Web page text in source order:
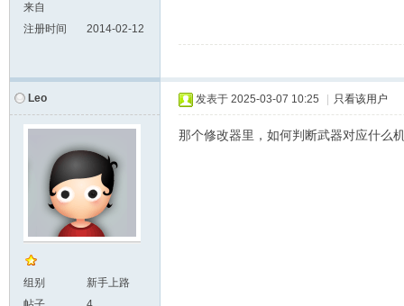
来自
注册时间
2014-02-12
Leo
组别
新手上路
发表于 2025-03-07 10:25 只看该用户
那个修改器里，如何判断武器对应什么